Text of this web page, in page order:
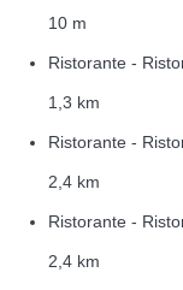
10 m
Ristorante -
1,3 km
Ristorante -
2,4 km
Ristorante -
2,4 km